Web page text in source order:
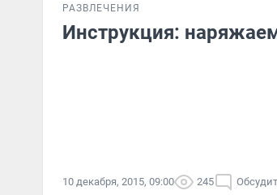
РАЗВЛЕЧЕНИЯ
Инструкция:
10 декабря, 2015, 09:00 245